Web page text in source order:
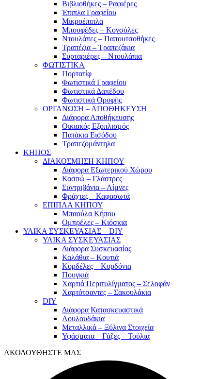
Βιβλιοθήκες – Ραφιέρες
Έπιπλα Γραφείου
Μικροέπιπλα
Μπουφέδες – Κονσόλες
Ντουλάπες – Παπουτσοθήκες
Τραπέζια – Τραπεζάκια
Συρταριέρες – Ντουλάπια
ΦΩΤΙΣΤΙΚΑ
Πορτατίφ
Φωτιστικά Γραφείου
Φωτιστικά Δαπέδου
Φωτιστικά Οροφής
ΟΡΓΑΝΩΣΗ – ΑΠΟΘΗΚΕΥΣΗ
Διάφορα Αποθήκευσης
Οικιακός Εξοπλισμός
Πατάκια Εισόδου
Τραπεζομάντηλα
ΚΗΠΟΣ
ΔΙΑΚΟΣΜΗΣΗ ΚΗΠΟΥ
Διάφορα Εξωτερικού Χώρου
Κασπώ – Γλάστρες
Συντριβάνια – Λίμνες
Φράχτες – Καφασωτά
ΕΠΙΠΛΑ ΚΗΠΟΥ
Μπαούλα Κήπου
Ομπρέλες – Κιόσκια
ΥΛΙΚΑ ΣΥΣΚΕΥΑΣΙΑΣ – DIY
ΥΛΙΚΑ ΣΥΣΚΕΥΑΣΙΑΣ
Διάφορα Συσκευασίας
Καλάθια – Κουτιά
Κορδέλες – Κορδόνια
Πουγκιά
Χαρτιά Περιτυλίγματος – Σελοφάν
Χαρτότσαντες – Σακουλάκια
DIY
Διάφορα Κατασκευαστικά
Λουλουδάκια
Μεταλλικά – Ξύλινα Στοιχεία
Υφάσματα – Γάζες – Τούλια
ΑΚΟΛΟΥΘΗΣΤΕ ΜΑΣ